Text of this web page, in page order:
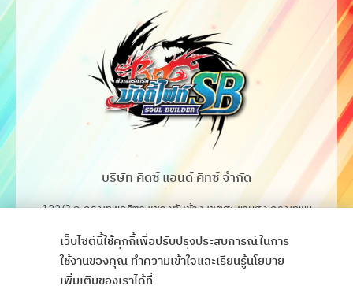
บริษัท คิดซ์ แอนด์ คิทซ์ จำกัด
122/3 ถ.กรุงเทพกรีฑา แขวงทับช้าง เขตสะพานสูง กรุงเทพฯ
โทร. 02-368-4106-7
เว็บไซต์นี้ใช้คุกกี้เพื่อปรับปรุงประสบการณ์ในการ
ใช้งานของคุณ ทำความเข้าใจและเรียนรู้นโยบาย
เพิ่มเติมของเราได้ที่